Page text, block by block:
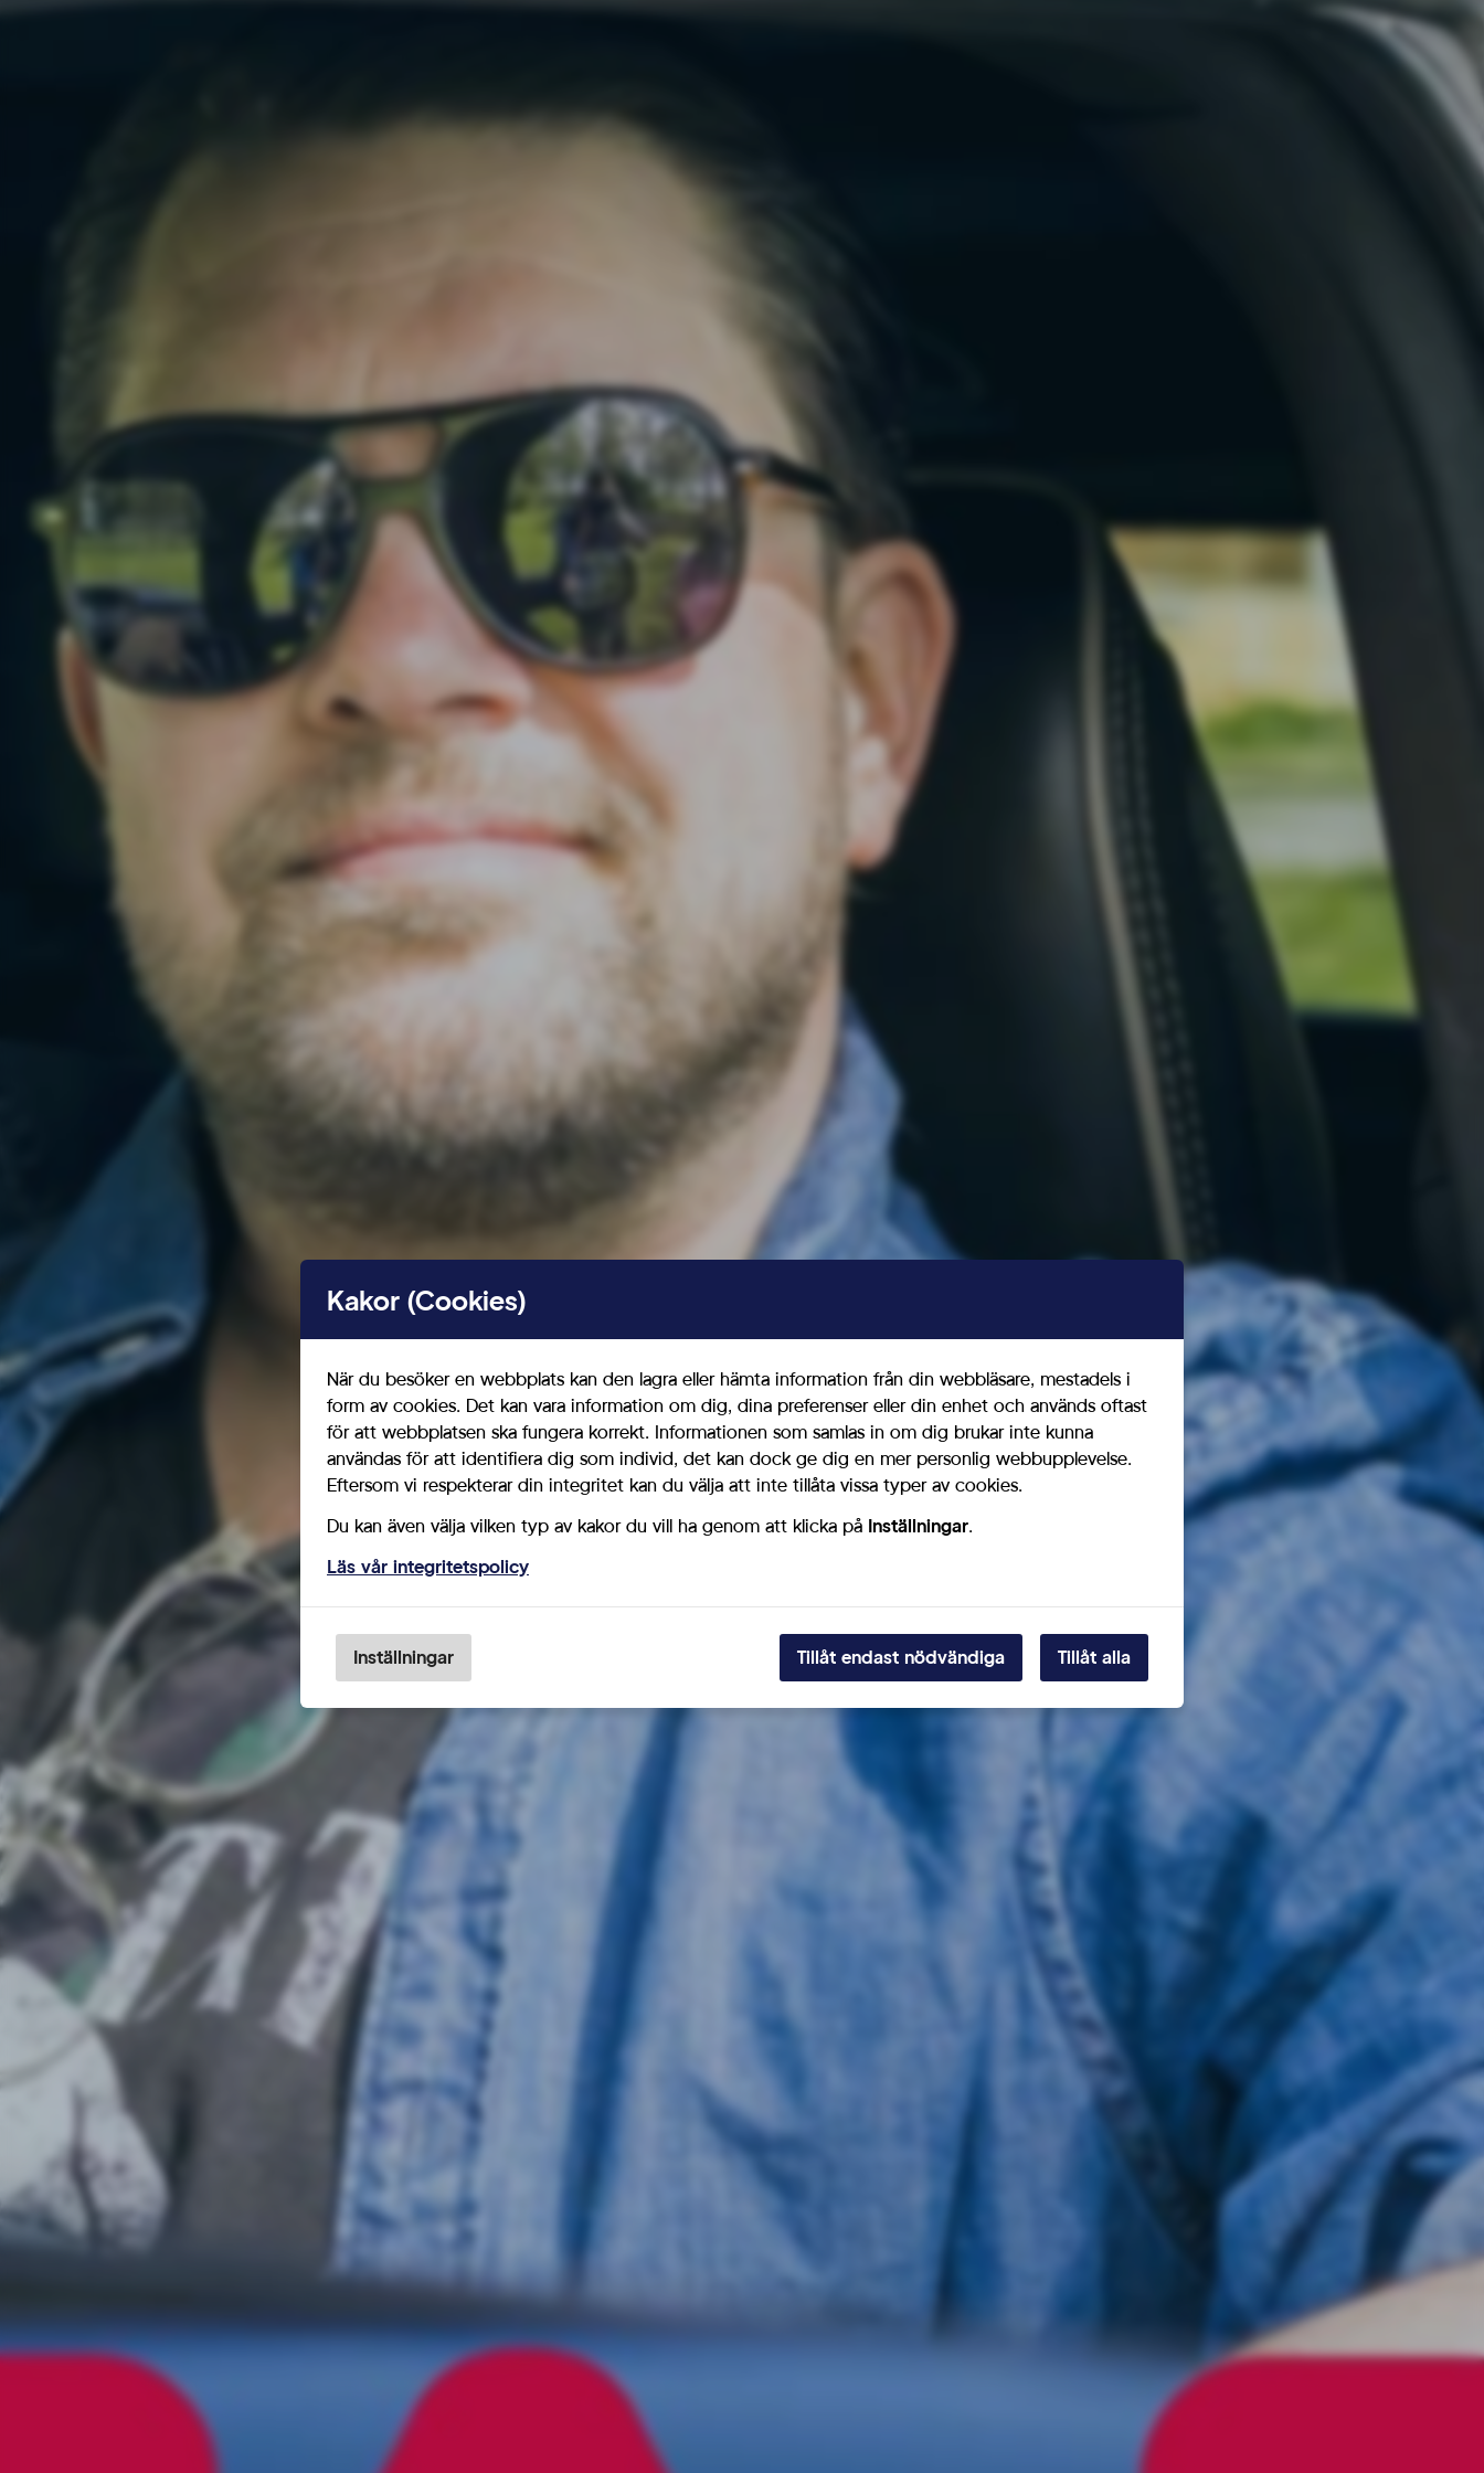
Det här vill vi
Decennier av socialliberal politik har lett till ett splittrat Sverige där gängen har tillåtits växa, utanförskapet slagit rot och
Sverigedemokraterna är det partiet som varnat för samhällsutvecklingen och sett den komma.
Sverigedemokraternas vision är att skapa ett sammanhållet Sverige där människor kan känna trygghet, gemenskap och få
god pension.
Dessa fyra frågor är särskilt viktiga för oss.
Seriös migrationspolitik
Skydd mot organiserad brottslighet,
människohandel och terrorism.
En riktig välfärd
Välfärden behöver fungera i hela
landet oavsett plånbokens storlek.
Skärp straffen för de som förstör vårt
samhälle och skydda laglydiga
medborgare.
Läs mer om vad vi vill
Se mer från oss i våra kanaler
Sverige ska bli bra igen –
Sverigedemokraternas valfilm 2022
Fre 2/9 – 2022
Tis 30/8 – 2022
Senaste från Riks
Jimmie Åkessons stora valturné
Tor 6/8 – 2026
landsbygden
Ons 5/8 – 2026
Jimmie Åkesson på turné i norra
Kakor (Cookies)
När du besöker en webbplats kan den lagra eller hämta information från din webbläsare, mestadels i
form av cookies. Det kan vara information om dig, dina preferenser eller din enhet och används oftast
för att webbplatsen ska fungera korrekt. Informationen som samlas in om dig brukar inte kunna
användas för att identifiera dig som individ, det kan dock ge dig en mer personlig webbupplevelse.
Eftersom vi respekterar din integritet kan du välja att inte tillåta vissa typer av cookies.
Du kan även välja vilken typ av kakor du vill ha genom att klicka på Inställningar.
Läs vår integritetspolicy
Inställningar Tillåt endast nödvändiga Tillåt alla